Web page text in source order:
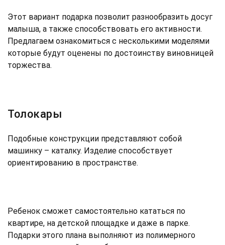
Этот вариант подарка позволит разнообразить досуг
малыша, а также способствовать его активности.
Предлагаем ознакомиться с несколькими моделями
которые будут оценены по достоинству виновницей
торжества.
Толокары
Подобные конструкции представляют собой
машинку – каталку. Изделие способствует
ориентированию в пространстве.
Ребенок сможет самостоятельно кататься по
квартире, на детской площадке и даже в парке.
Подарки этого плана выполняют из полимерного